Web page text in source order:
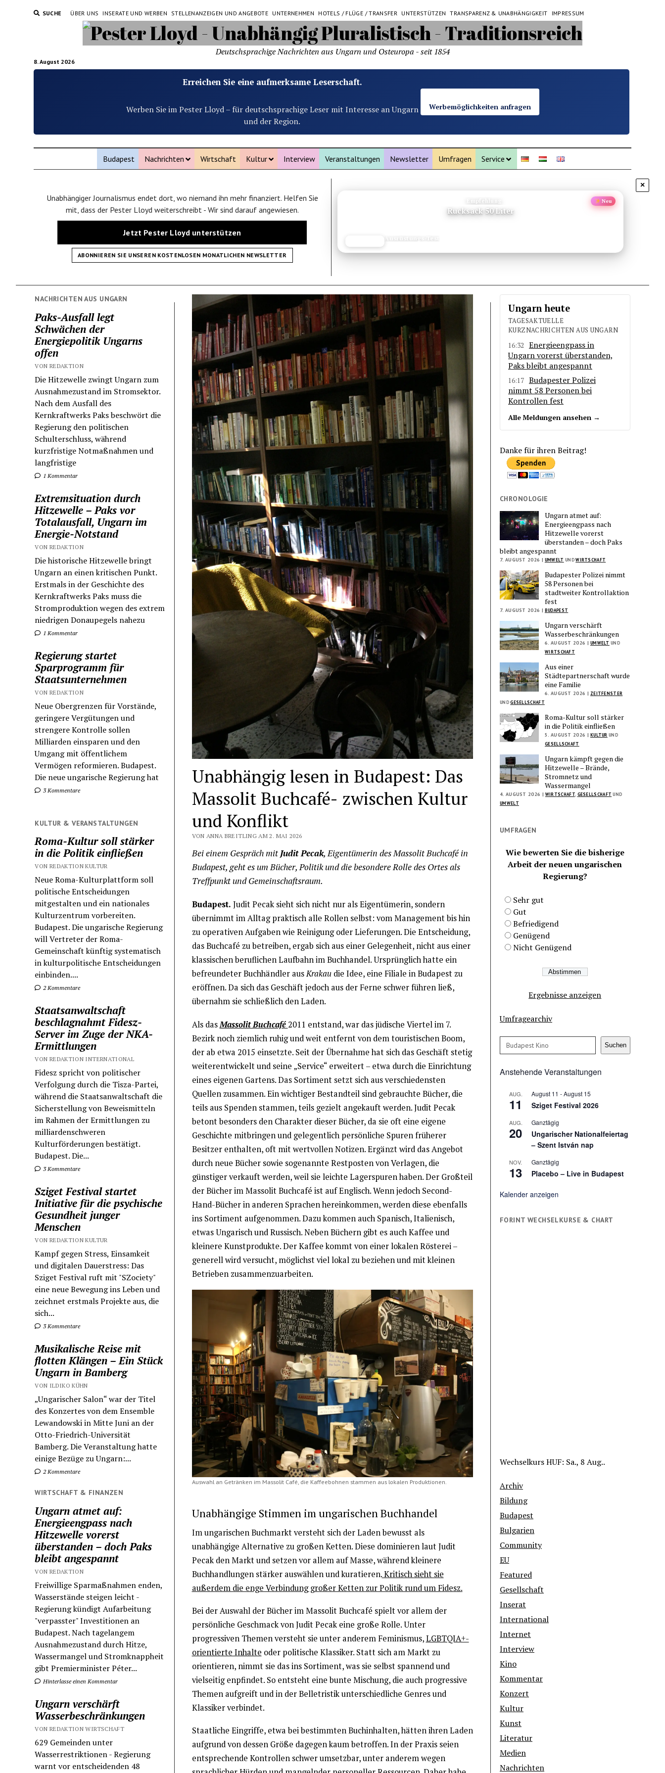
SUCHE ÜBER UNS INSERATE UND WERBEN STELLENANZEIGEN UND ANGEBOTE UNTERNEHMEN HOTELS / FLÜGE / TRANSFER UNTERSTÜTZEN TRANSPARENZ & UNABHÄNGIGKEIT IMPRESSUM
8. August 2026
Deutschsprachige Nachrichten aus Ungarn und Osteuropa - seit 1854
Erreichen Sie eine aufmerksame Leserschaft.
Werben Sie im Pester Lloyd – für deutschsprachige Leser mit Interesse an Ungarn
und der Region.
Werbemöglichkeiten anfragen
Budapest Nachrichten Wirtschaft Kultur Interview Veranstaltungen Newsletter Umfragen Service
×
Unabhängiger Journalismus endet dort, wo niemand ihn mehr finanziert. Helfen Sie
mit, dass der Pester Lloyd weiterschreibt - Wir sind darauf angewiesen.
Jetzt Pester Lloyd unterstützen
ABONNIEREN SIE UNSEREN KOSTENLOSEN MONATLICHEN NEWSLETTER
Thailand Aktuell
Beste Reisezeit Thailand: Klima, Wetter & perfekte Reisemonate
Reiseplanung
NACHRICHTEN AUS UNGARN
Paks-Ausfall legt
Schwächen der
Energiepolitik Ungarns
offen
VON REDAKTION
Die Hitzewelle zwingt Ungarn zum
Ausnahmezustand im Stromsektor.
Nach dem Ausfall des
Kernkraftwerks Paks beschwört die
Regierung den politischen
Schulterschluss, während
kurzfristige Notmaßnahmen und
langfristige
1 Kommentar
Extremsituation durch
Hitzewelle – Paks vor
Totalausfall, Ungarn im
Energie-Notstand
VON REDAKTION
Die historische Hitzewelle bringt
Ungarn an einen kritischen Punkt.
Erstmals in der Geschichte des
Kernkraftwerks Paks muss die
Stromproduktion wegen des extrem
niedrigen Donaupegels nahezu
1 Kommentar
Regierung startet
Sparprogramm für
Staatsunternehmen
VON REDAKTION
Neue Obergrenzen für Vorstände,
geringere Vergütungen und
strengere Kontrolle sollen
Milliarden einsparen und den
Umgang mit öffentlichem
Vermögen reformieren. Budapest.
Die neue ungarische Regierung hat
3 Kommentare
KULTUR & VERANSTALTUNGEN
Roma-Kultur soll stärker
in die Politik einfließen
VON REDAKTION KULTUR
Neue Roma-Kulturplattform soll
politische Entscheidungen
mitgestalten und ein nationales
Kulturzentrum vorbereiten.
Budapest. Die ungarische Regierung
will Vertreter der Roma-
Gemeinschaft künftig systematisch
in kulturpolitische Entscheidungen
einbinden....
2 Kommentare
Staatsanwaltschaft
beschlagnahmt Fidesz-
Server im Zuge der NKA-
Ermittlungen
VON REDAKTION INTERNATIONAL
Fidesz spricht von politischer
Verfolgung durch die Tisza-Partei,
während die Staatsanwaltschaft die
Sicherstellung von Beweismitteln
im Rahmen der Ermittlungen zu
milliardenschweren
Kulturförderungen bestätigt.
Budapest. Die...
3 Kommentare
Sziget Festival startet
Initiative für die psychische
Gesundheit junger
Menschen
VON REDAKTION KULTUR
Kampf gegen Stress, Einsamkeit
und digitalen Dauerstress: Das
Sziget Festival ruft mit "SZociety"
eine neue Bewegung ins Leben und
zeichnet erstmals Projekte aus, die
sich...
3 Kommentare
Musikalische Reise mit
flotten Klängen – Ein Stück
Ungarn in Bamberg
VON ILDIKO KÜHN
„Ungarischer Salon“ war der Titel
des Konzertes von dem Ensemble
Lewandowski in Mitte Juni an der
Otto-Friedrich-Universität
Bamberg. Die Veranstaltung hatte
einige Bezüge zu Ungarn:...
2 Kommentare
WIRTSCHAFT & FINANZEN
Ungarn atmet auf:
Energieengpass nach
Hitzewelle vorerst
überstanden – doch Paks
bleibt angespannt
VON REDAKTION
Freiwillige Sparmaßnahmen enden,
Wasserstände steigen leicht -
Regierung kündigt Aufarbeitung
"verpasster" Investitionen an
Budapest. Nach tagelangem
Ausnahmezustand durch Hitze,
Wassermangel und Stromknappheit
gibt Premierminister Péter...
Hinterlasse einen Kommentar
Ungarn verschärft
Wasserbeschränkungen
VON REDAKTION WIRTSCHAFT
629 Gemeinden unter
Wasserrestriktionen - Regierung
warnt vor entscheidenden 48
Unabhängig lesen in Budapest: Das
Massolit Buchcafé- zwischen Kultur
und Konflikt
VON ANNA BREITLING AM 2. MAI 2026
Bei einem Gespräch mit Judit Pecak, Eigentümerin des Massolit Buchcafé in
Budapest, geht es um Bücher, Politik und die besondere Rolle des Ortes als
Treffpunkt und Gemeinschaftsraum.
Budapest. Judit Pecak sieht sich nicht nur als Eigentümerin, sondern
übernimmt im Alltag praktisch alle Rollen selbst: vom Management bis hin
zu operativen Aufgaben wie Reinigung oder Lieferungen. Die Entscheidung,
das Buchcafé zu betreiben, ergab sich aus einer Gelegenheit, nicht aus einer
klassischen beruflichen Laufbahn im Buchhandel. Ursprünglich hatte ein
befreundeter Buchhändler ausKrakau die Idee, eine Filiale in Budapest zu
eröffnen. Da sich das Geschäft jedoch aus der Ferne schwer führen ließ,
übernahm sie schließlich den Laden.
Als dasMassolit Buchcafé 2011 entstand, war das jüdische Viertel im 7.
Bezirk noch ziemlich ruhig und weit entfernt von dem touristischen Boom,
der ab etwa 2015 einsetzte. Seit der Übernahme hat sich das Geschäft stetig
weiterentwickelt und seine „Service“ erweitert – etwa durch die Einrichtung
eines eigenen Gartens. Das Sortiment setzt sich aus verschiedensten
Quellen zusammen. Ein wichtiger Bestandteil sind gebrauchte Bücher, die
teils aus Spenden stammen, teils gezielt angekauft werden. Judit Pecak
betont besonders den Charakter dieser Bücher, da sie oft eine eigene
Geschichte mitbringen und gelegentlich persönliche Spuren früherer
Besitzer enthalten, oft mit wertvollen Notizen. Ergänzt wird das Angebot
durch neue Bücher sowie sogenannte Restposten von Verlagen, die
günstiger verkauft werden, weil sie leichte Lagerspuren haben. Der Großteil
der Bücher im Massolit Buchcafé ist auf Englisch. Wenn jedoch Second-
Hand-Bücher in anderen Sprachen hereinkommen, werden diese ebenfalls
ins Sortiment aufgenommen. Dazu kommen auch Spanisch, Italienisch,
etwas Ungarisch und Russisch. Neben Büchern gibt es auch Kaffee und
kleinere Kunstprodukte. Der Kaffee kommt von einer lokalen Rösterei –
generell wird versucht, möglichst viel lokal zu beziehen und mit kleinen
Betrieben zusammenzuarbeiten.
Auswahl an Getränken im Massolit Café, die Kaffeebohnen stammen aus lokalen Produktionen.
Unabhängige Stimmen im ungarischen Buchhandel
Im ungarischen Buchmarkt versteht sich der Laden bewusst als
unabhängige Alternative zu großen Ketten. Diese dominieren laut Judit
Pecak den Markt und setzen vor allem auf Masse, während kleinere
Buchhandlungen stärker auswählen und kuratieren.Kritisch sieht sie
außerdem die enge Verbindung großer Ketten zur Politik rund um Fidesz.
Bei der Auswahl der Bücher im Massolit Buchcafé spielt vor allem der
persönliche Geschmack von Judit Pecak eine große Rolle. Unter
progressiven Themen versteht sie unter anderem Feminismus,LGBTQIA+-
orientierte Inhalte oder politische Klassiker. Statt sich am Markt zu
orientieren, nimmt sie das ins Sortiment, was sie selbst spannend und
vielseitig enpfindet. So entsteht eine bunte Mischung, die auch progressive
Themen aufgreift und in der Belletristik unterschiedliche Genres und
Klassiker verbindet.
Staatliche Eingriffe, etwa bei bestimmten Buchinhalten, hätten ihren Laden
aufgrund von dessen Größe dagegen kaum betroffen. In der Praxis seien
entsprechende Kontrollen schwer umsetzbar, unter anderem wegen
Ungarn heute
TAGESAKTUELLE
KURZNACHRICHTEN AUS UNGARN
16:32
Energieengpass in
Ungarn vorerst überstanden,
Paks bleibt angespannt
16:17 Budapester Polizei
nimmt 58 Personen bei
Kontrollen fest
Alle Meldungen ansehen →
Danke für ihren Beitrag!
CHRONOLOGIE
Ungarn atmet auf:
Energieengpass nach
Hitzewelle vorerst
überstanden – doch Paks
bleibt angespannt
7. AUGUST 2026 | UMWELT UNDWIRTSCHAFT
Budapester Polizei nimmt
58 Personen bei
stadtweiter Kontrollaktion
fest
7. AUGUST 2026 | BUDAPEST
Ungarn verschärft
Wasserbeschränkungen
6. AUGUST 2026 | UMWELT UND
WIRTSCHAFT
Aus einer
Städtepartnerschaft wurde
eine Familie
6. AUGUST 2026 | ZEITFENSTER
UNDGESELLSCHAFT
Roma-Kultur soll stärker
in die Politik einfließen
5. AUGUST 2026 | KULTUR UND
GESELLSCHAFT
Ungarn kämpft gegen die
Hitzewelle – Brände,
Stromnetz und
Wassermangel
4. AUGUST 2026 | WIRTSCHAFT, GESELLSCHAFT UND
UMWELT
UMFRAGEN
Wie bewerten Sie die bisherige
Arbeit der neuen ungarischen
Regierung?
Sehr gut
Gut
Befriedigend
Genügend
Nicht Genügend
Ergebnisse anzeigen
Umfragearchiv
Suchen Suchen
Anstehende Veranstaltungen
AUG.
11
August 11 -August 15
Sziget Festival 2026
AUG.
20
Ganztägig
Ungarischer Nationalfeiertag
– Szent István nap
NOV.
13
Ganztägig
Placebo – Live in Budapest
Kalender anzeigen
FORINT WECHSELKURSE & CHART
WechselkursHUF: Sa., 8 Aug..
Archiv
Bildung
Budapest
Bulgarien
Community
EU
Featured
Gesellschaft
Inserat
International
Internet
Interview
Kino
Kommentar
Konzert
Kultur
Kunst
Literatur
Medien
Nachrichten